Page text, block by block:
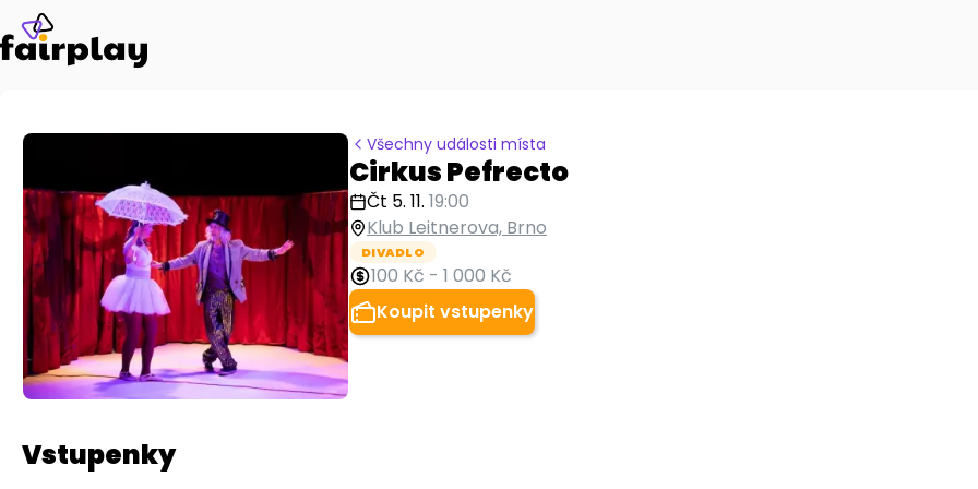
Všechny události místa
Cirkus Pefrecto
Čt 5. 11. 19:00
Klub Leitnerova, Brno
DIVADLO
100 Kč - 1 000 Kč
Koupit vstupenky
Vstupenky